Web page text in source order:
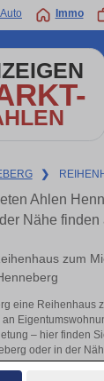
Auto Immo
❯
Ahlen
Nähe finden
zum
eine Reihenhaus
– hier finden
oder in der